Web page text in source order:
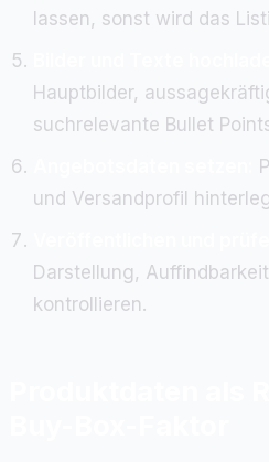
lassen, sonst wird das
Hauptbilder,
suchrelevante Bullet
und Versandprofil
Darstellung,
kontrollieren.